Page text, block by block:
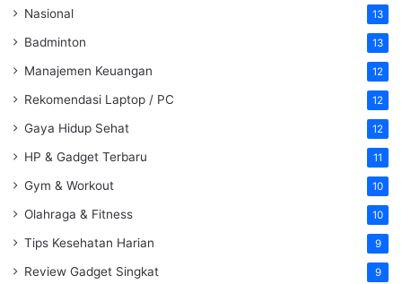
Nasional 13
Badminton 13
Manajemen Keuangan 12
Rekomendasi Laptop / PC 12
Gaya Hidup Sehat 12
HP & Gadget Terbaru 11
Gym & Workout 10
Olahraga & Fitness 10
Tips Kesehatan Harian 9
Review Gadget Singkat 9